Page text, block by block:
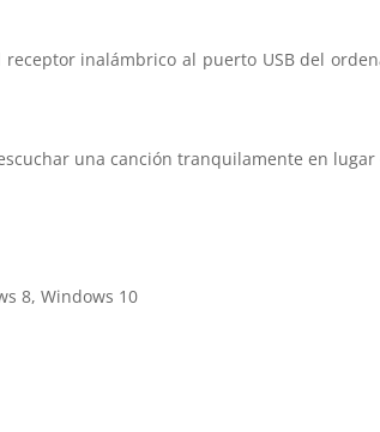
inalámbrico al puerto USB del
una canción tranquilamente en
8, Windows 10